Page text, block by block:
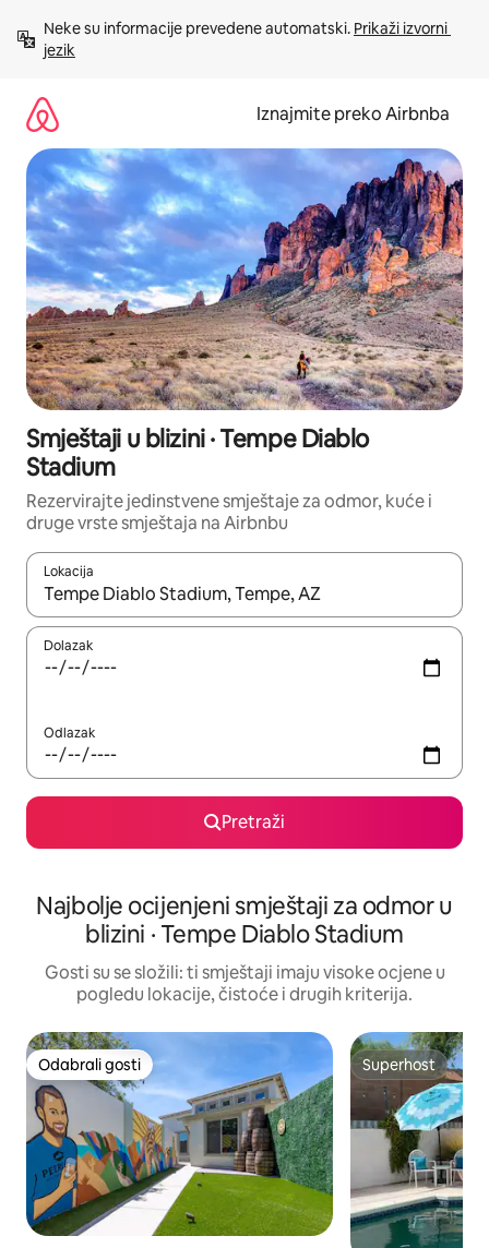
sadržaj
Neke su informacije prevedene automatski. Prikaži izvorni
jezik
Iznajmite preko Airbnba
Smještaji u blizini · Tempe Diablo
Stadium
Rezervirajte jedinstvene smještaje za odmor, kuće i
druge vrste smještaja na Airbnbu
Lokacija
Kada budu dostupni rezultati, moći ćete ih pregledati
Dolazak
Odlazak
Pretraži
Najbolje ocijenjeni smještaji za odmor u
blizini · Tempe Diablo Stadium
Gosti su se složili: ti smještaji imaju visoke ocjene u
pogledu lokacije, čistoće i drugih kriterija.
Odabrali gosti
Odabrali gosti Superhost
Superhost